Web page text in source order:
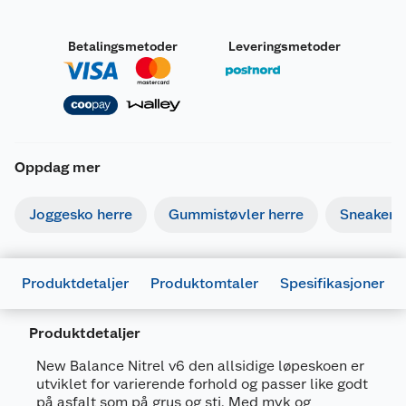
Betalingsmetoder Leveringsmetoder
Oppdag mer
Joggesko herre Gummistøvler herre Sneakers
Produktdetaljer Produktomtaler Spesifikasjoner
Produktdetaljer
New Balance Nitrel v6 den allsidige løpeskoen er
utviklet for varierende forhold og passer like godt
på asfalt som på grus og sti. Med myk og
Artikkelnummer
197968125828